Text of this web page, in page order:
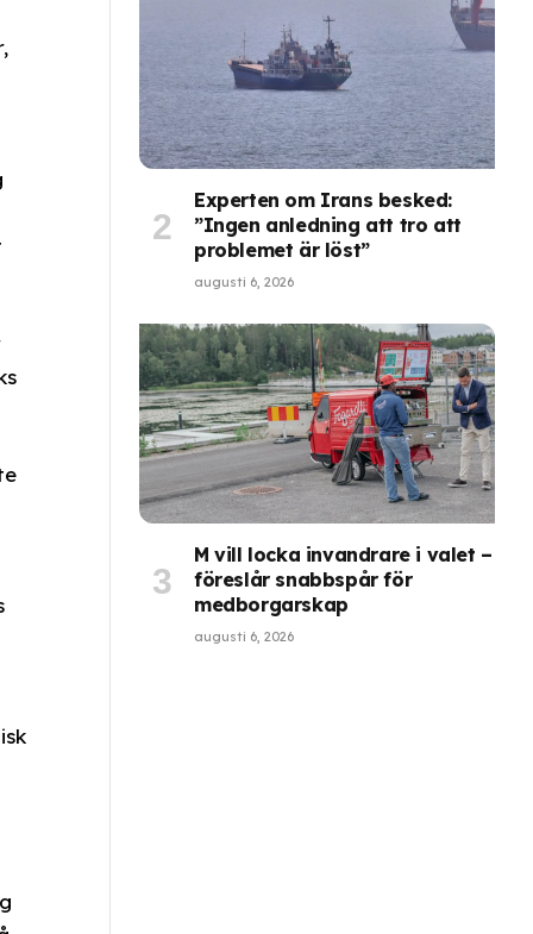
Experten om Irans besked:
”Ingen anledning att tro att
problemet är löst”
augusti 6, 2026
M vill locka invandrare i valet –
föreslår snabbspår för
medborgarskap
augusti 6, 2026